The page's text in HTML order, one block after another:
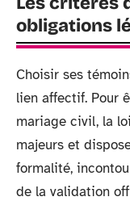
obligations
Choisir ses
lien affectif. Pour
mariage civil, la
majeurs et
formalité,
de la validation